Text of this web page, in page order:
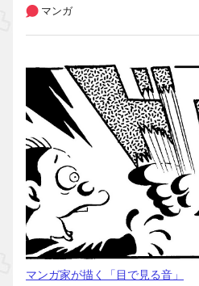
マンガ
マンガ家が描く「目で見る音」